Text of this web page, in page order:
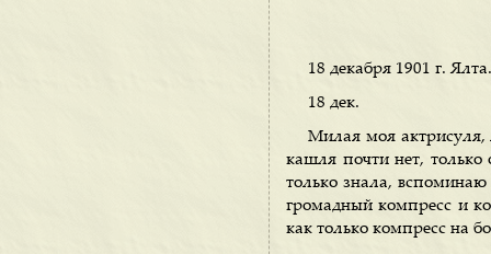
18 декабря 1901 г. Ялта.
18 дек.
Милая моя актрисуля,
кашля почти нет,
только знала, вспоминаю
громадный компресс и
как только компресс на